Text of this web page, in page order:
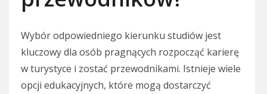
Wybór odpowiedniego kierunku studiów jest
kluczowy dla osób pragnących rozpocząć karierę
w turystyce i zostać przewodnikami. Istnieje wiele
opcji edukacyjnych, które mogą dostarczyć